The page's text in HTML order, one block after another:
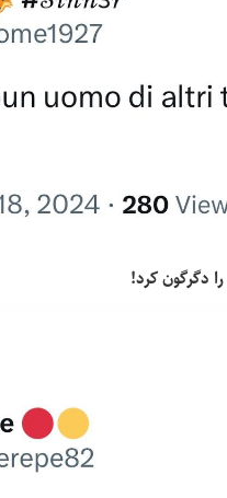
دگرگون کرد!